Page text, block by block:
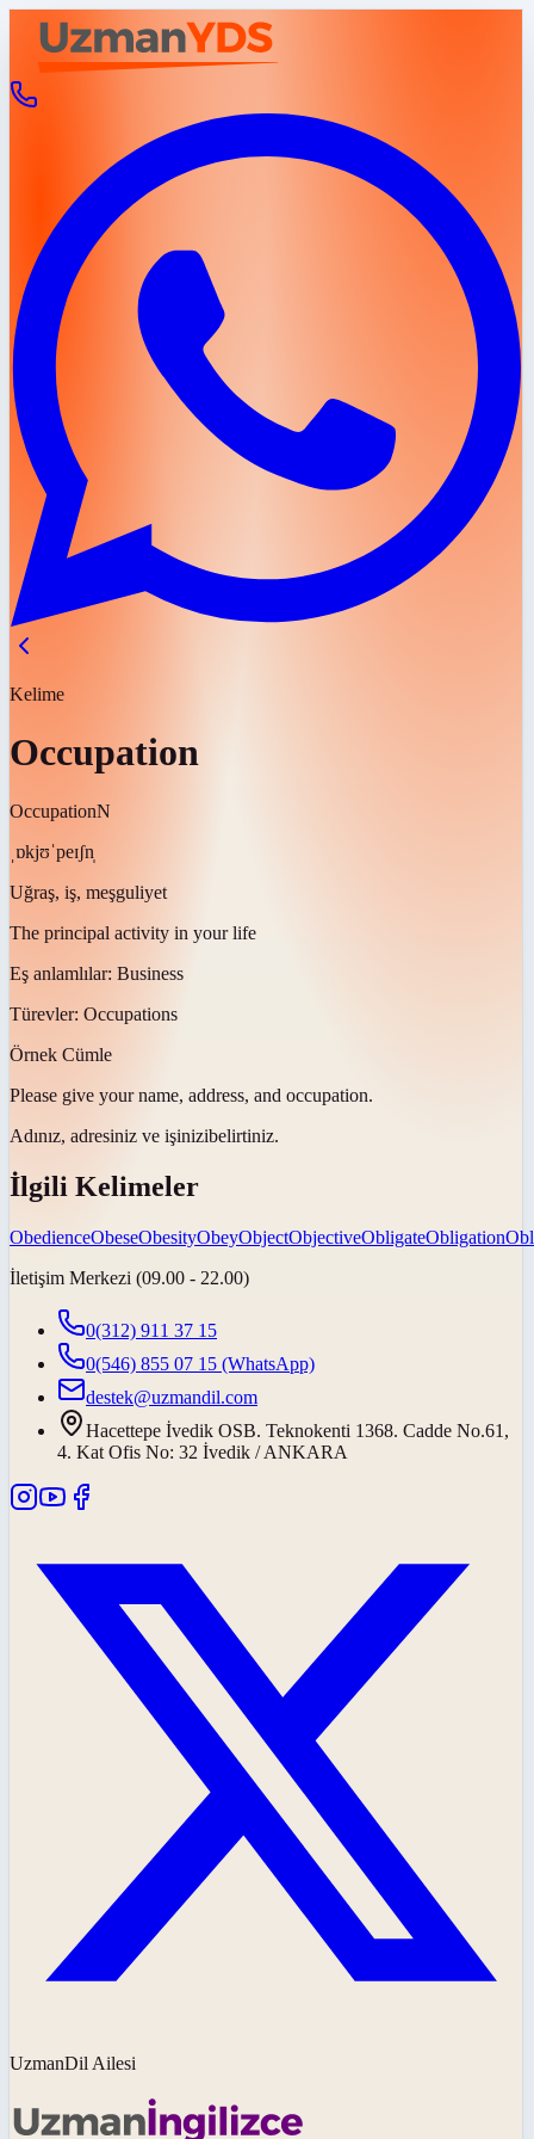
Kelime
Occupation
OccupationN
ˌɒkjʊˈpeɪʃn̩
Uğraş, iş, meşguliyet
The principal activity in your life
Eş anlamlılar: Business
Türevler: Occupations
Örnek Cümle
Please give your name, address, and occupation.
Adınız, adresiniz ve işinizibelirtiniz.
İlgili Kelimeler
ObedienceObeseObesityObeyObjectObjectiveObligateObligation
İletişim Merkezi (09.00 - 22.00)
0(312) 911 37 15
0(546) 855 07 15 (WhatsApp)
destek@uzmandil.com
Hacettepe İvedik OSB. Teknokenti 1368. Cadde No.61,
4. Kat Ofis No: 32 İvedik / ANKARA
UzmanDil Ailesi